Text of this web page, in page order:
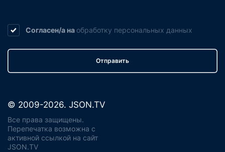
Согласен/а на обработку персональных данных
Отправить
© 2009-2026. JSON.TV
Все права защищены.
Перепечатка возможна с
активной ссылкой на сайт
JSON.TV